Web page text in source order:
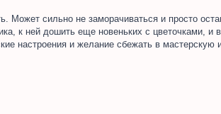
Может сильно не заморачиваться и просто
к ней дошить еще новеньких с цветочками,
настроения и желание сбежать в мастерскую